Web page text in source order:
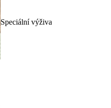
Speciální výživa